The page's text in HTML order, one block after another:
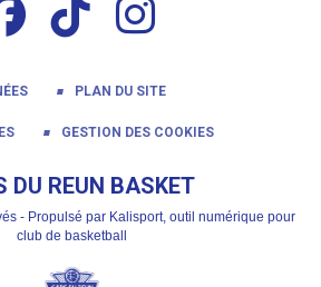
PLAN DU SITE
GESTION DES COOKIES
DU REUN BASKET
- Propulsé par Kalisport, outil numérique pour
club de basketball